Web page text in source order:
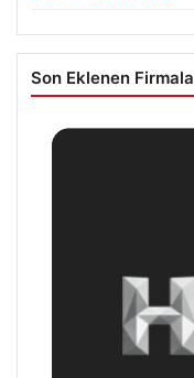
Son Eklenen